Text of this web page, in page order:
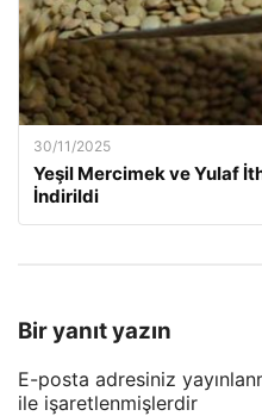
30/11/2025
Yeşil Mercimek ve Yulaf
İndirildi
Bir yanıt yazın
E-posta adresiniz
ile işaretlenmişlerdir